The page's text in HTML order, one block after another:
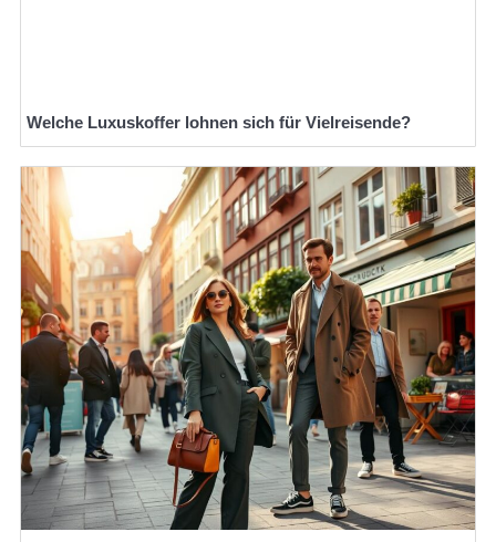
Welche Luxuskoffer lohnen sich für Vielreisende?